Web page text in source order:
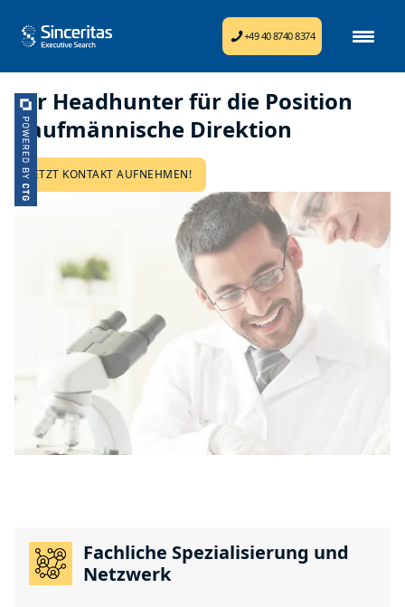
+49 40 8740 8374
Ihr Headhunter für die Position
Kaufmännische Direktion
JETZT KONTAKT AUFNEHMEN!
Fachliche Spezialisierung und
Netzwerk